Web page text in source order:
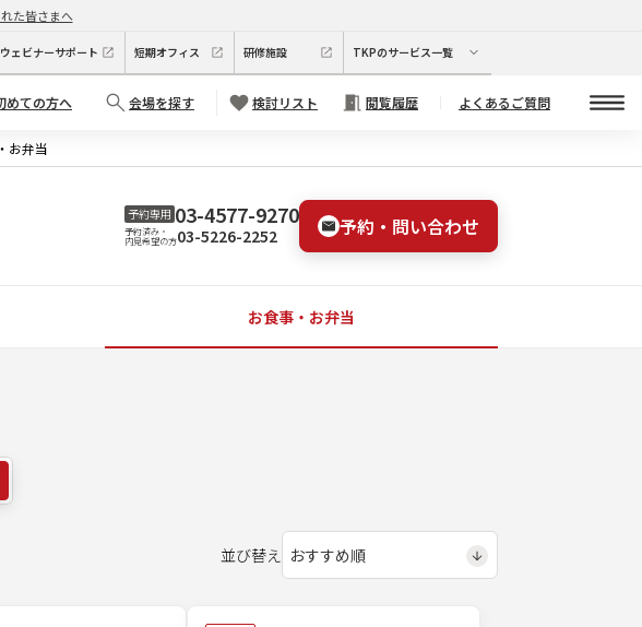
た皆さまへ
ウェビナーサポート 短期オフィス 研修施設 TKPのサービス一覧
めての方へ 会場を探す 検討リスト 閲覧履歴 よくあるご質問
お弁当
予約専用 03-4577-9270
予約済み・
内見希望の方03-5226-2252 予約・問い合わせ
お食事・お弁当
並び替え